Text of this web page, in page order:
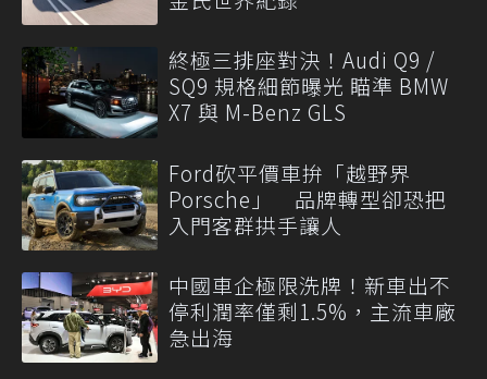
終極三排座對決！Audi Q9 /
SQ9 規格細節曝光 瞄準 BMW
X7 與 M-Benz GLS
Ford砍平價車拚「越野界
Porsche」 品牌轉型卻恐把
入門客群拱手讓人
中國車企極限洗牌！新車出不
停利潤率僅剩1.5%，主流車廠
急出海